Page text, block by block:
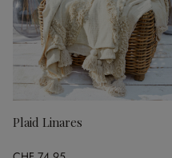
Plaid Linares